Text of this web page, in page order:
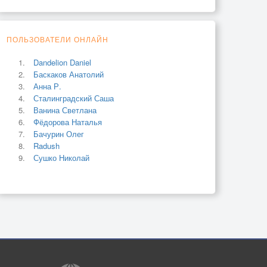
ПОЛЬЗОВАТЕЛИ ОНЛАЙН
Dandelion Daniel
Баскаков Анатолий
Анна Р.
Сталинградский Саша
Ванина Светлана
Фёдорова Наталья
Бачурин Олег
Radush
Сушко Николай